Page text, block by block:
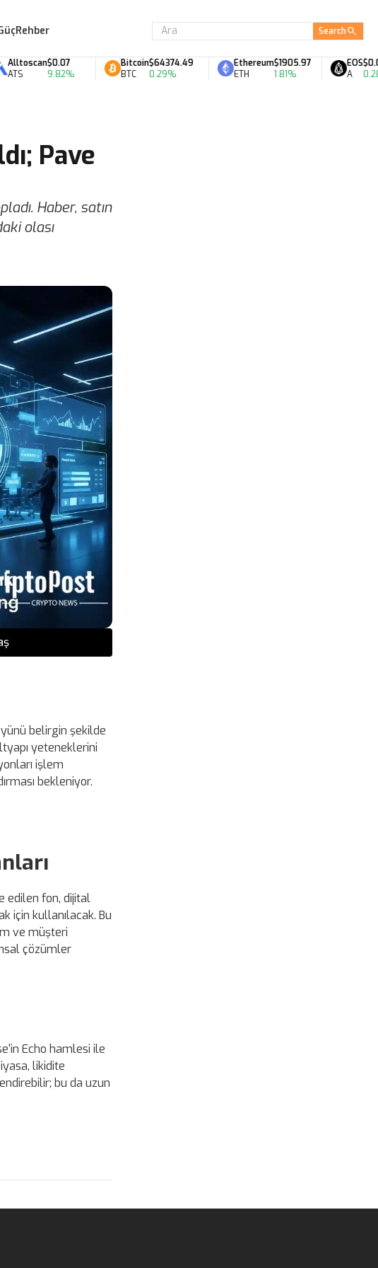
Rehber Search
$0.07
9.82%
Bitcoin
BTC
$64374.49
0.29%
Ethereum
ETH
$1905.97
1.81%
EOS
A
$0.07
0.28%
Pave
Haber, satın
olası
belirgin şekilde
yeteneklerini
işlem
bekleniyor.
edilen fon, dijital
için kullanılacak. Bu
ve müşteri
çözümler
Echo hamlesi ile
likidite
bu da uzun